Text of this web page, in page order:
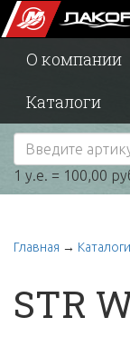
О компании
Каталоги
1 у.е. = 100,00
Главная → Каталоги
STR